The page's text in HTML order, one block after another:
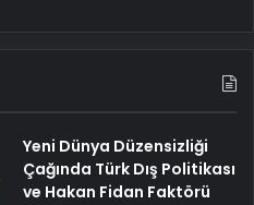
Yeni Dünya Düzensizliği
Çağında Türk Dış Politikası
ve Hakan Fidan Faktörü